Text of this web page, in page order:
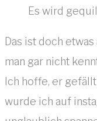
Es wird
Das ist doch
man gar nicht
Ich hoffe, er
wurde ich auf